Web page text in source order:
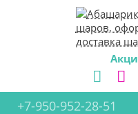
+7-950-952-28-51